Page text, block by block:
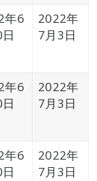
年6
2022年
7月3日
年6
2022年
7月3日
年6
2022年
7月3日